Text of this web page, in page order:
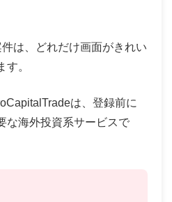
は、どれだけ画面がきれい
。
は、登録前に
な海外投資系サービスで